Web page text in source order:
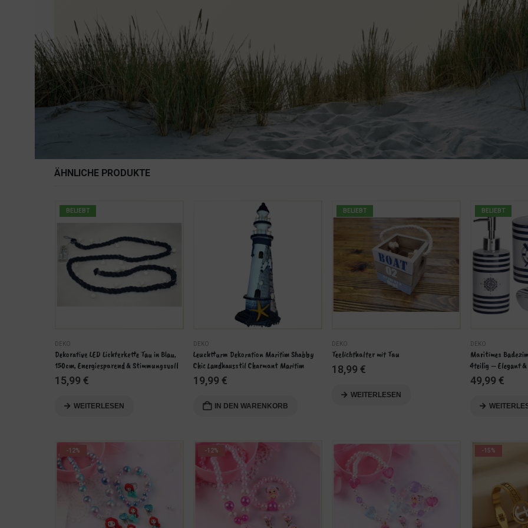
ÄHNLICHE PRODUKTE
BELIEBT
DEKO
Dekorative LED Lichterkette Tau in Blau,
150cm, Energiesparend & Stimmungsvoll
15,99 €
WEITERLESEN
DEKO
Leuchtturm Dekoration Maritim Shabby
Chic Landhausstil Charmant Maritim
19,99 €
IN DEN WARENKORB
BELIEBT
DEKO
Teelichthalter mit Tau
18,99 €
WEITERLESEN
BELIEBT
DEKO
Maritimes
4teilig – Elegant
49,99€
-12% -12% -15%